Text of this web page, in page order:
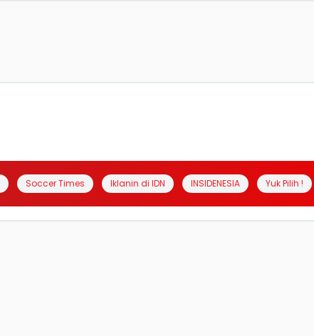
Soccer Times Iklanin di IDN INSIDENESIA Yuk Pilih !